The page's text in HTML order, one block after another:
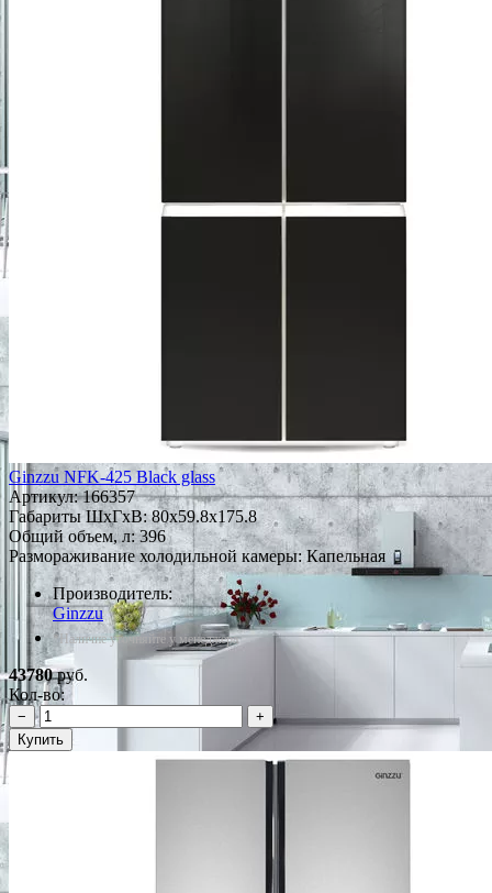
Ginzzu NFK-425 Black glass
Артикул:166357
Габариты ШxГxВ: 80x59.8x175.8
Общий объем, л: 396
Размораживание холодильной камеры: Капельная
Производитель:
Ginzzu
*Наличие уточняйте у менеджера
43780руб.
Кол-во:
−
+
Купить